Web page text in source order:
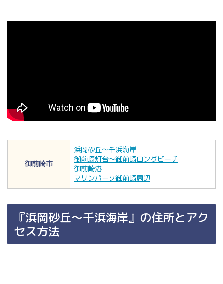
御前崎市
浜岡砂丘～千浜海岸
御前埼灯台～御前崎ロングビーチ
御前崎港
マリンパーク御前崎周辺
『浜岡砂丘～千浜海岸』の住所とアク
セス方法